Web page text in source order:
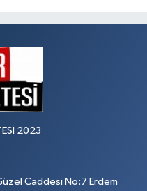
2023
Caddesi No:7 Erdem